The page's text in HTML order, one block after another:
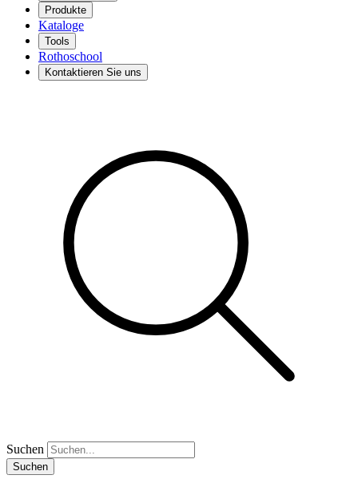
Produkte
Kataloge
Tools
Rothoschool
Kontaktieren Sie uns
Suchen
Suchen